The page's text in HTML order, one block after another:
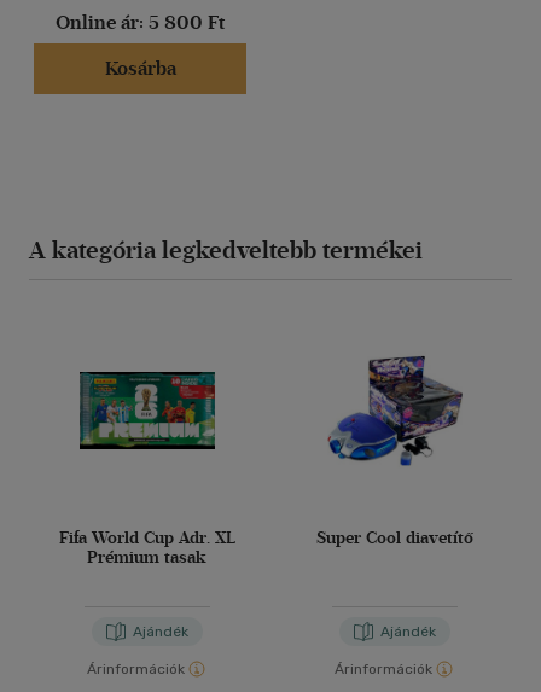
(1)
Online ár: 5 800 Ft
Kosárba
A kategória legkedveltebb termékei
Fifa World Cup Adr. XL
Prémium tasak
Ajándék
Árinformációk
Super Cool diavetítő
Ajándék
Árinformációk